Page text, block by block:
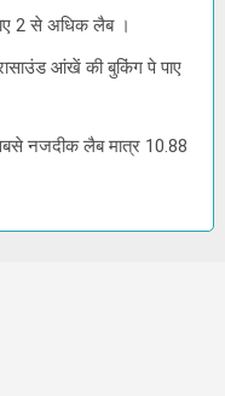
2 से अधिक लैब ।
आंखें की बुकिंग पे पाए
नजदीक लैब मात्र 10.88